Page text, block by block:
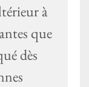
à
que
dès